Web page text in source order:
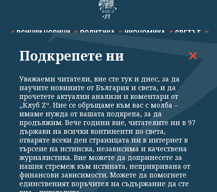
ВСИЧКИ НОВИНИ ПОЛИТИКА ИКОНОМИКА СВЕТЪТ
СПОРТ КУЛТУРА ТЕХНОЛОГИИ КАЛЕЙДОСКОП
Общи условия
Политика за поверителност
Реклама
Партньори Контакти
За Клуб Z
Екип
Подкрепете ни
Издател на www.clubz.bg е „Клуб Зебра Медия“ ЕООД, София, ул. "Алеко
Подкрепете ни
Уважаеми читатели, вие сте тук и днес, за да
научите новините от България и света, и да
прочетете актуални анализи и коментари от
„Клуб Z“. Ние се обръщаме към вас с молба –
имаме нужда от вашата подкрепа, за да
продължим. Вече години вие, читателите ни в 97
държави на всички континенти по света,
отваряте всеки ден страницата ни в интернет в
търсене на истинска, независима и качествена
журналистика. Вие можете да допринесете за
нашия стремеж към истината, неприкривана от
финансови зависимости. Можете да помогнете
единственият поръчител на съдържание да сте